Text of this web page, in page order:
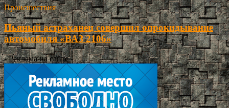
Происшествия
Пьяный астраханец совершил опрокидывание
автомобиля «ВАЗ 2106»
- Реклама на сайте -